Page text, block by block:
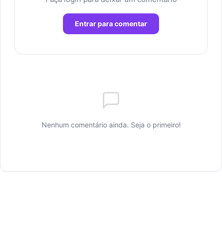
Entrar para comentar
Nenhum comentário ainda. Seja o primeiro!